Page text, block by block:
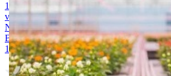
1. MAGNEZIJUM SULFAT 25kg
2.
vodotopivi 25kg
3. KALIJUM SULFAT
NITRAT 25kg 5. ARDENDO 6. BIG
Bely acid 15-10-25 + 2MgO+ Me 25kg 9.
10. CINKOSAN